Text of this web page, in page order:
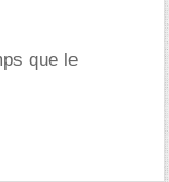
que le